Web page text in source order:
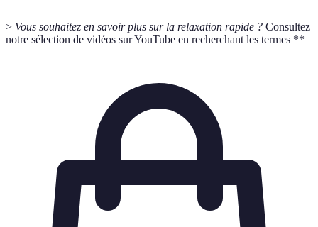
> Vous souhaitez en savoir plus sur la relaxation rapide ? Consultez
notre sélection de vidéos sur YouTube en recherchant les termes **